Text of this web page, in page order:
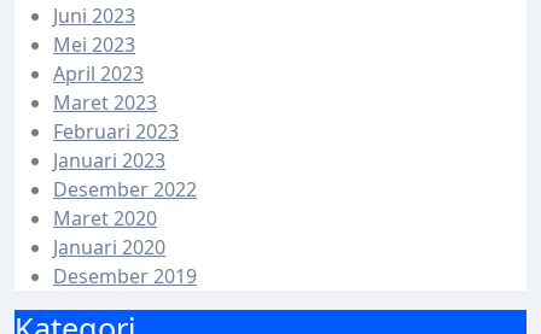
Juni 2023
Mei 2023
April 2023
Maret 2023
Februari 2023
Januari 2023
Desember 2022
Maret 2020
Januari 2020
Desember 2019